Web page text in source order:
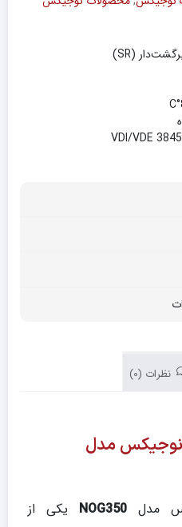
نظرات (0)
نوجیکس مدل
مدل NOG350
یکی از